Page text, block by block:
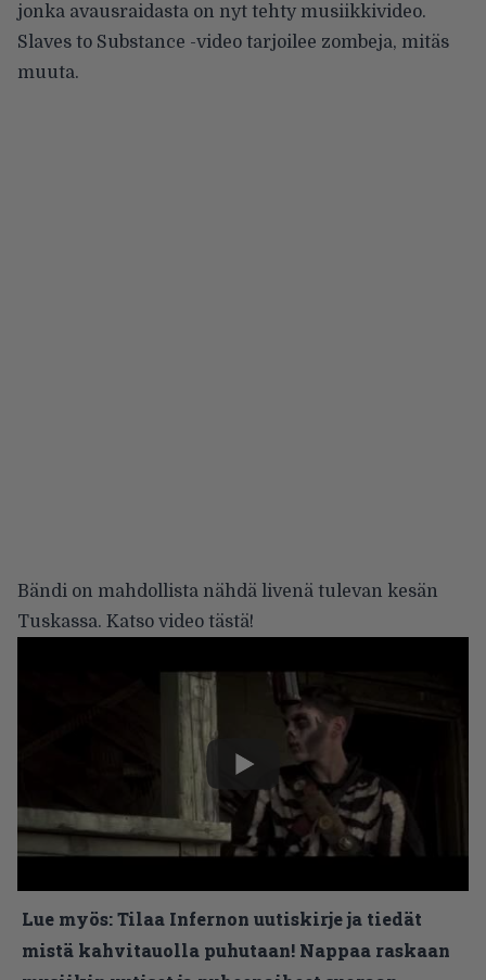
jonka avausraidasta on nyt tehty musiikkivideo.
Slaves to Substance -video tarjoilee zombeja, mitäs
muuta.
Bändi on mahdollista nähdä livenä tulevan kesän
Tuskassa. Katso video tästä!
Lue myös:Tilaa Infernon uutiskirje ja tiedät
mistä kahvitauolla puhutaan! Nappaa raskaan